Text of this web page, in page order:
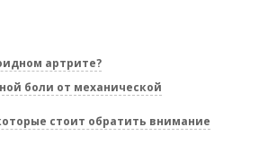
артрите?
боли от механической
стоит обратить внимание